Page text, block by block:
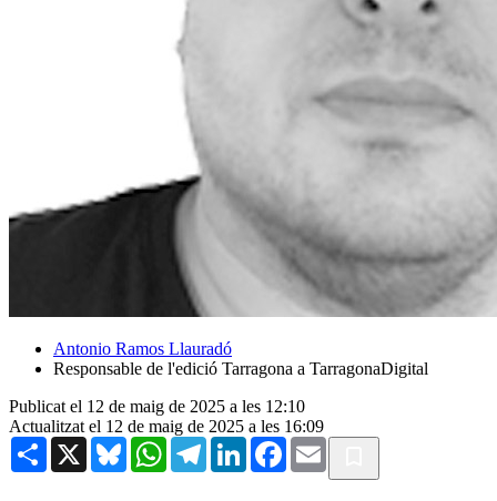
Antonio Ramos Llauradó
Responsable de l'edició Tarragona a TarragonaDigital
Publicat el 12 de maig de 2025 a les 12:10
Actualitzat el 12 de maig de 2025 a les 16:09
Share X BlueskyWhatsAppTelegramLinkedInFacebook
Email